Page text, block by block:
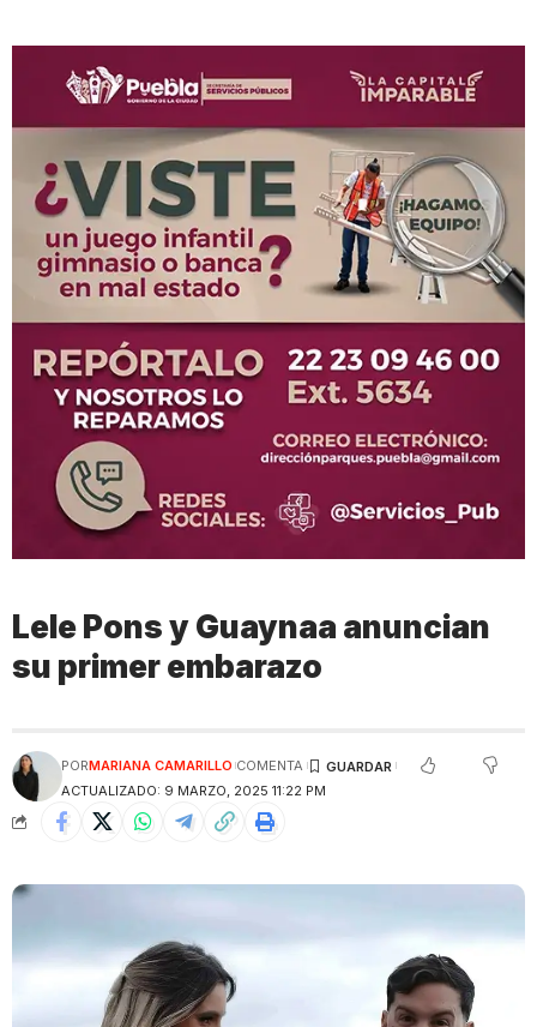
Lele Pons y Guaynaa anuncian
su primer embarazo
ACTUALIZADO: 9 MARZO, 2025 11:22 PM
PORMARIANA CAMARILLO COMENTA